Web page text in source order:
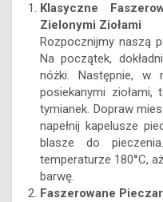
Klasyczne
Zielonymi Ziołami
Rozpocznijmy naszą
Na początek,
nóżki. Następnie, w
posiekanymi ziołami,
tymianek. Dopraw
napełnij kapelusze
blasze do
temperaturze 180°C,
barwę.
Faszerowane